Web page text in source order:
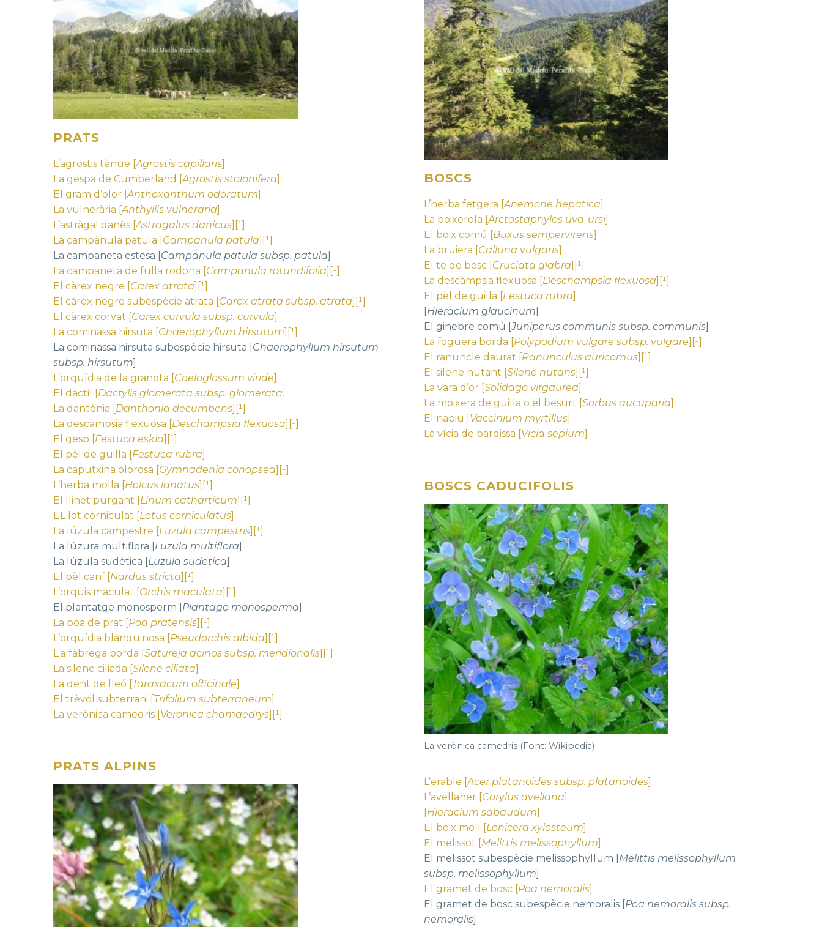
PRATS
L’agrostis tènue [Agrostis capillaris]
La gespa de Cumberland [Agrostis stolonifera]
El gram d’olor [Anthoxanthum odoratum]
La vulnerària [Anthyllis vulneraria]
L’astràgal danès [Astragalus danicus][¹]
La campànula patula [Campanula patula][¹]
La campaneta estesa [Campanula patula subsp. patula]
La campaneta de fulla rodona [Campanula rotundifolia][¹]
El càrex negre [Carex atrata][¹]
El càrex negre subespècie atrata [Carex atrata subsp. atrata][¹]
El càrex corvat [Carex curvula subsp. curvula]
La cominassa hirsuta [Chaerophyllum hirsutum][¹]
La cominassa hirsuta subespècie hirsuta [Chaerophyllum hirsutum
subsp. hirsutum]
L’orquídia de la granota [Coeloglossum viride]
El dàctil [Dactylis glomerata subsp. glomerata]
La dantònia [Danthonia decumbens][¹]
La descàmpsia flexuosa [Deschampsia flexuosa][¹]
El gesp [Festuca eskia][¹]
El pèl de guilla [Festuca rubra]
La caputxina olorosa [Gymnadenia conopsea][¹]
L’herba molla [Holcus lanatus][¹]
El llinet purgant [Linum catharticum][¹]
EL lot corniculat [Lotus corniculatus]
La lúzula campestre [Luzula campestris][¹]
La lúzura multiflora [Luzula multiflora]
La lúzula sudètica [Luzula sudetica]
El pèl caní [Nardus stricta][¹]
L’orquis maculat [Orchis maculata][¹]
El plantatge monosperm [Plantago monosperma]
La poa de prat [Poa pratensis][¹]
L’orquídia blanquinosa [Pseudorchis albida][¹]
L’alfàbrega borda [Satureja acinos subsp. meridionalis][¹]
La silene ciliada [Silene ciliata]
La dent de lleó [Taraxacum officinale]
El trèvol subterrani [Trifolium subterraneum]
La verònica camedris [Veronica chamaedrys][¹]
PRATS ALPINS
BOSCS
L’herba fetgera [Anemone hepatica
La boixerola [Arctostaphylos uva-ursi]
El boix comú [ Buxus sempervirens
La bruiera [ Calluna vulgaris
El te de bosc [ Cruciata glabra ][¹]
La descàmpsia flexuosa [ Deschampsia flexuosa ][¹]
El pèl de guilla [ Festuca rubra
Hieracium glaucinum
El ginebre comú [Juniperus communis subsp. communis
La foguera borda [ Polypodium vulgare subsp. vulgare ][¹]
El ranuncle daurat [ Ranunculus auricomus ][¹]
El silene nutant [ Silene nutans ][¹]
La vara d’or [ Solidago virgaurea
La moixera de guilla o el besurt [ Sorbus aucuparia
El nabiu [ Vaccinium myrtillus
La vícia de bardissa [ Vicia sepium
BOSCS CADUCIFOLIS
La verònica camedris (Font: Wikipedia)
L’erable [Acer platanoides subsp. platanoides]
L’avellaner [Corylus avellana]
[Hieracium sabaudum]
El boix moll [Lonicera xylosteum]
El melissot [Melittis melissophyllum]
El melissot subespècie melissophyllum [Melittis melissophyllum
subsp. melissophyllum]
El gramet de bosc [Poa nemoralis]
El gramet de bosc subespècie nemoralis [Poa nemoralis subsp.
nemoralis]